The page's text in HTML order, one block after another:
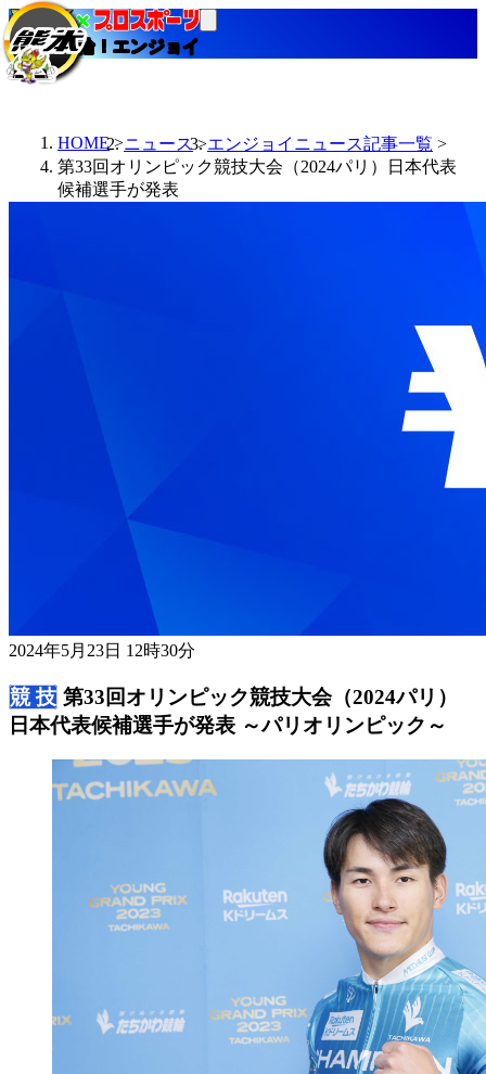
当たる競輪！エンジョイ
HOME ニュース
エンジョイニュース記事一覧
第33回オリンピック競技大会（2024パリ）日本代表
候補選手が発表
2024年5月23日 12時30分
第33回オリンピック競技大会（2024パリ）
日本代表候補選手が発表 ～パリオリンピック～